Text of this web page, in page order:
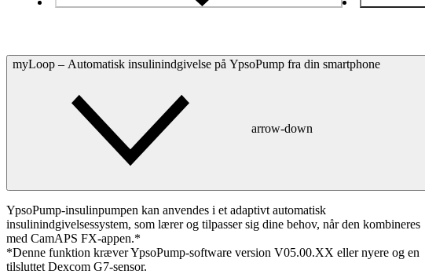
myLoop – Automatisk insulinindgivelse på YpsoPump fra din smartphone
arrow-down
YpsoPump-insulinpumpen kan anvendes i et adaptivt automatisk
insulinindgivelsessystem, som lærer og tilpasser sig dine behov, når den kombineres
med CamAPS FX-appen.*
*Denne funktion kræver YpsoPump-software version V05.00.XX eller nyere og en
tilsluttet Dexcom G7-sensor.